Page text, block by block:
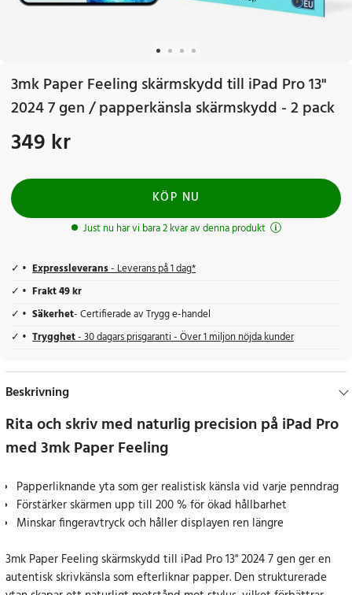
3mk Paper Feeling skärmskydd till iPad Pro 13"
2024 7 gen / papperkänsla skärmskydd - 2 pack
Pris:349 kr
349 kr
KÖP NU
Just nu har vi bara 2 kvar av denna produkt
Expressleverans- Leverans på 1 dag*
Frakt 49 kr
Säkerhet- Certifierade av Trygg e-handel
Trygghet- 30 dagars prisgaranti - Över 1 miljon nöjda kunder
Beskrivning
Rita och skriv med naturlig precision på iPad Pro
med 3mk Paper Feeling
Papperliknande yta som ger realistisk känsla vid varje penndrag
Förstärker skärmen upp till 200 % för ökad hållbarhet
Minskar fingeravtryck och håller displayen ren längre
3mk Paper Feeling skärmskydd till iPad Pro 13" 2024 7 gen ger en
autentisk skrivkänsla som efterliknar papper. Den strukturerade